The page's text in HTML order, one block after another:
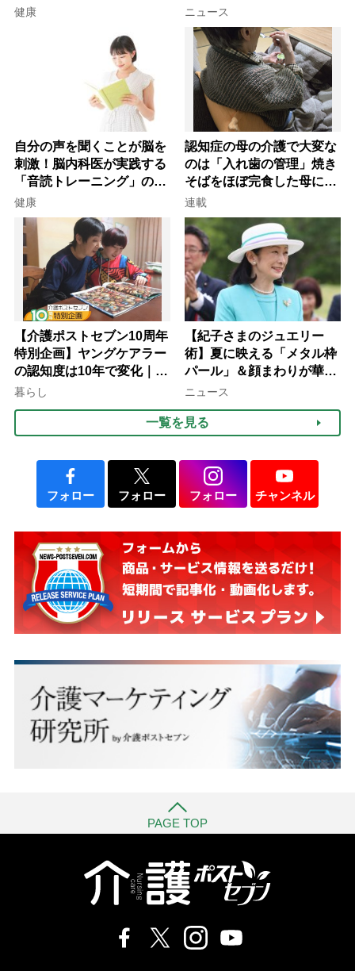
を元気にする音読の習慣」
健康 ニュース
自分の声を聞くことが脳を
刺激！脳内科医が実践する
「音読トレーニング」の極
意
健康
認知症の母の介護で大変な
のは「入れ歯の管理」焼き
そばをほぼ完食した母に息
子が血の気が引いた理由
連載
【介護ポストセブン10周年
特別企画】ヤングケアラー
の認知度は10年で変化｜流
行語大賞にノミネート、法
暮らし
【紀子さまのジュエリー
術】夏に映える「メタル枠
パール」＆顔まわりが華や
ぐ「揺れる一粒」の使い分
ニュース
一覧を見る
フォロー フォロー フォロー チャンネル
PAGE TOP